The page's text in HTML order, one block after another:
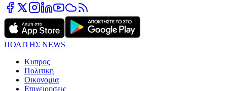
ΠΟΛΙΤΗΣ NEWS
Κυπρος
Πολιτικη
Οικονομια
Επιχειρησεις